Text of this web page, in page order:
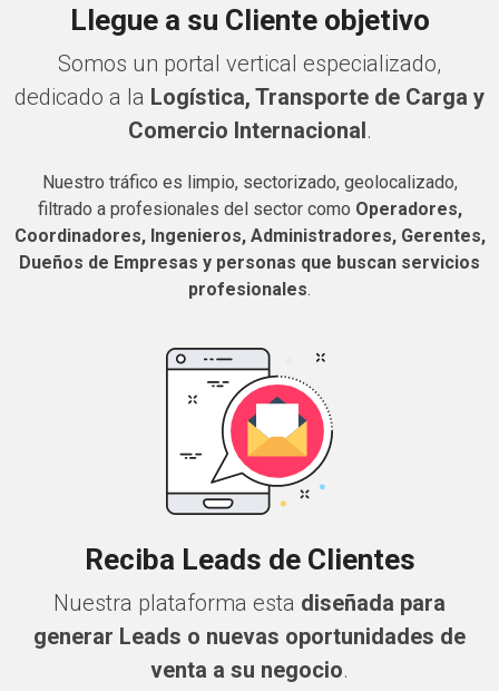
Llegue a su Cliente objetivo
Somos un portal vertical especializado,
dedicado a la Logística, Transporte de Carga y
Comercio Internacional.
Nuestro tráfico es limpio, sectorizado, geolocalizado,
filtrado a profesionales del sector como Operadores,
Coordinadores, Ingenieros, Administradores, Gerentes,
Dueños de Empresas y personas que buscan servicios
profesionales.
Reciba Leads de Clientes
Nuestra plataforma esta diseñada para
generar Leads o nuevas oportunidades de
venta a su negocio.